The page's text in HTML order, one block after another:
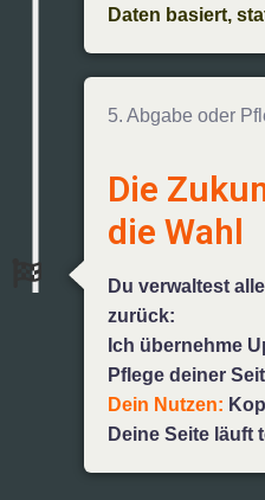
Daten basiert,
5. Abgabe oder
Die
die Wahl
Du verwaltest
zurück:
Ich übernehme
Pflege deiner
Dein Nutzen:
Deine Seite läuft